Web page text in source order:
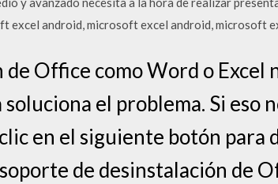
excel android, microsoft excel android, microsoft
de Office como Word o
el problema. Si eso
en el siguiente botón para
de desinstalación de